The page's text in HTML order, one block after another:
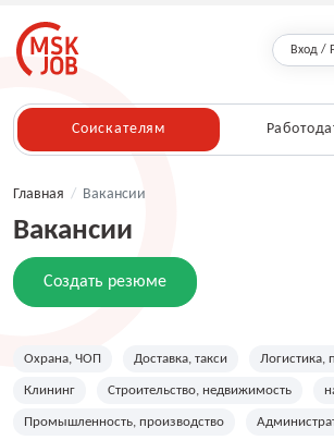
Вход /
Соискателям
Главная / Вакансии
Вакансии
Создать резюме
Охрана, ЧОП Доставка, такси Логистика,
Клининг Строительство, недвижимость
Промышленность, производство